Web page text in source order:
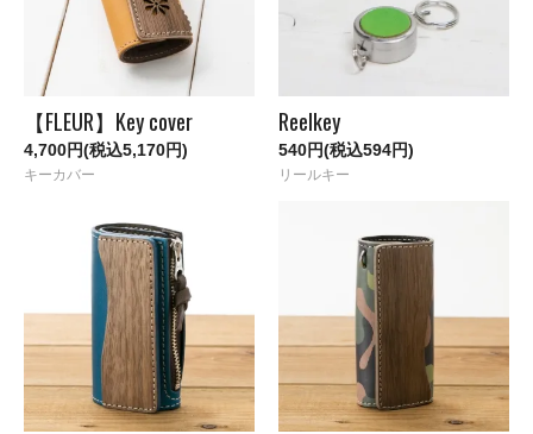
【FLEUR】Key cover
4,700円(税込5,170円)
キーカバー
Reelkey
540円(税込594円)
リールキー